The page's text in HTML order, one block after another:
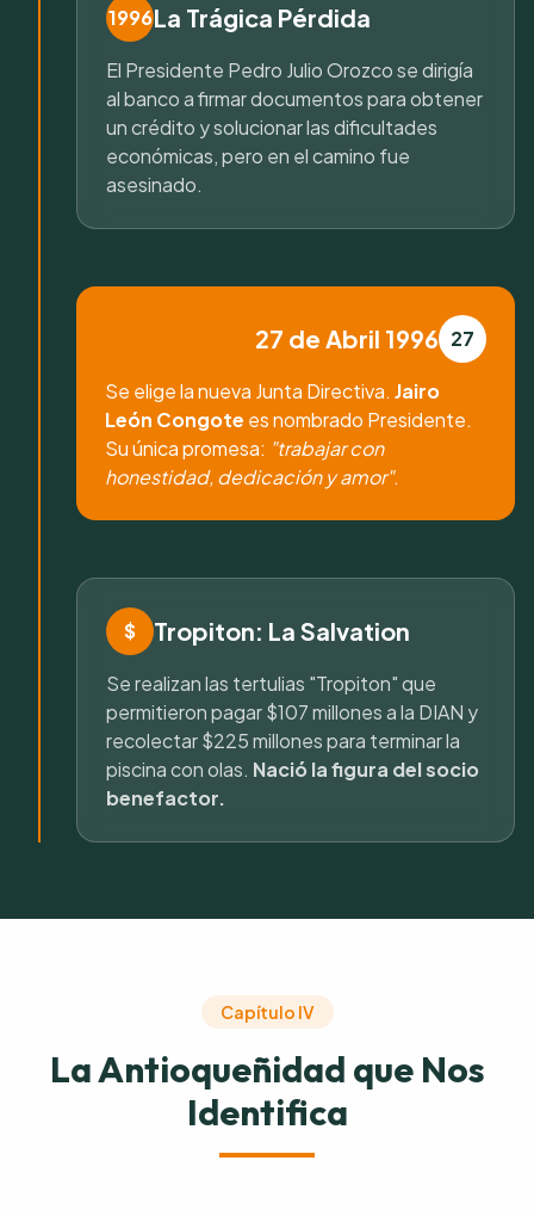
1996La Trágica Pérdida
El Presidente Pedro Julio Orozco se dirigía
al banco a firmar documentos para obtener
un crédito y solucionar las dificultades
económicas, pero en el camino fue
asesinado.
27 de Abril 1996 27
Se elige la nueva Junta Directiva. Jairo
León Congote es nombrado Presidente.
Su única promesa: "trabajar con
honestidad, dedicación y amor".
$ Tropiton: La Salvation
Se realizan las tertulias "Tropiton" que
permitieron pagar $107 millones a la DIAN y
recolectar $225 millones para terminar la
piscina con olas. Nació la figura del socio
benefactor.
Capítulo IV
La Antioqueñidad que Nos
Identifica